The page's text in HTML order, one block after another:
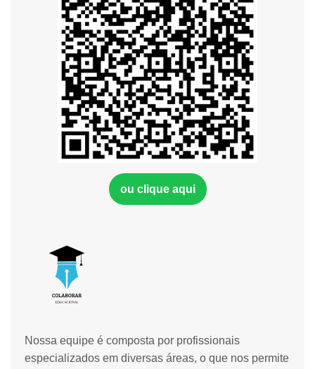
Nossa equipe é composta por profissionais
especializados em diversas áreas, o que nos permite
ou clique aqui